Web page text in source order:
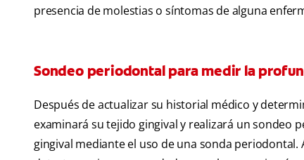
presencia de molestias o síntomas de alguna
Sondeo periodontal para medir la
Después de actualizar su historial médico y
examinará su tejido gingival y realizará un sondeo
gingival mediante el uso de una sonda